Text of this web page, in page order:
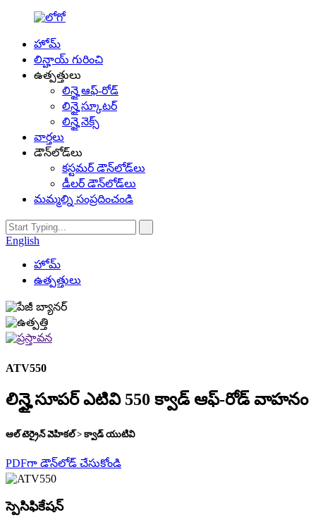
హోమ్
లిన్హాయ్ గురించి
ఉత్పత్తులు
లిన్హై ఆఫ్-రోడ్
లిన్హై స్కూటర్
లిన్హై నెక్స్
వార్తలు
డౌన్‌లోడ్‌లు
కస్టమర్ డౌన్‌లోడ్‌లు
డీలర్ డౌన్‌లోడ్‌లు
మమ్మల్ని సంప్రదించండి
English
హోమ్
ఉత్పత్తులు
ATV550
లిన్హై సూపర్ ఎటివి 550 క్వాడ్ ఆఫ్-రోడ్ వాహనం
ఆల్ టెర్రైన్ వెహికల్ > క్వాడ్ యుటివి
PDFగా డౌన్‌లోడ్ చేసుకోండి
స్పెసిఫికేషన్